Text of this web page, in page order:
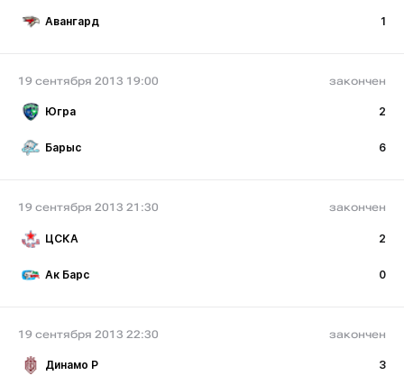
Авангард 1
19 сентября 2013 19:00 закончен
Югра 2
Барыс 6
19 сентября 2013 21:30 закончен
ЦСКА 2
Ак Барс 0
19 сентября 2013 22:30 закончен
Динамо Р 3